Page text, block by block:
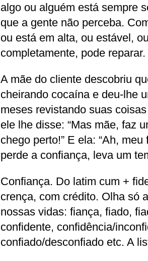
algo ou alguém está sempre
que a gente não perceba.
ou está em alta, ou estável,
completamente, pode reparar.
A mãe do cliente descobriu
cheirando cocaína e deu-lhe
meses revistando suas
ele lhe disse: “Mas mãe, faz
chego perto!” E ela: “Ah,
perde a confiança, leva um
Confiança. Do latim cum +
crença, com crédito. Olha só
nossas vidas: fiança, fiado,
confidente, confidência/
confiado/desconfiado etc. A